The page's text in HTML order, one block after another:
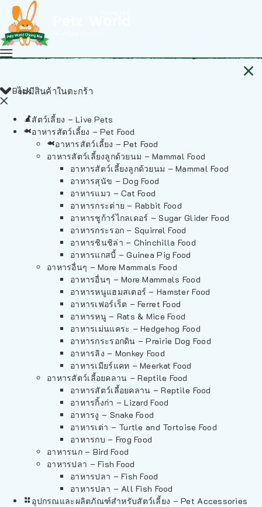
ไม่มีสินค้าในตะกร้า
Back
สัตว์เลี้ยง – Live Pets
อาหารสัตว์เลี้ยง – Pet Food
อาหารสัตว์เลี้ยง – Pet Food
อาหารสัตว์เลี้ยงลูกด้วยนม – Mammal Food
อาหารสัตว์เลี้ยงลูกด้วยนม – Mammal Food
อาหารสุนัข – Dog Food
อาหารแมว – Cat Food
อาหารกระต่าย – Rabbit Food
อาหารชูก้าร์ไกลเดอร์ – Sugar Glider Food
อาหารกระรอก – Squirrel Food
อาหารชินชิล่า – Chinchilla Food
อาหารแกสบี้ – Guinea Pig Food
อาหารอื่นๆ – More Mammals Food
อาหารอื่นๆ – More Mammals Food
อาหารหนูแฮมสเตอร์ – Hamster Food
อาหารเฟอร์เร็ต – Ferret Food
อาหารหนู – Rats & Mice Food
อาหารเม่นแคระ – Hedgehog Food
อาหารกระรอกดิน – Prairie Dog Food
อาหารลิง – Monkey Food
อาหารเมียร์แคท – Meerkat Food
อาหารสัตว์เลี้อยคลาน – Reptile Food
อาหารสัตว์เลี้อยคลาน – Reptile Food
อาหารกิ้งก่า – Lizard Food
อาหารงู – Snake Food
อาหารเต่า – Turtle and Tortoise Food
อาหารกบ – Frog Food
อาหารนก – Bird Food
อาหารปลา – Fish Food
อาหารปลา – Fish Food
อาหารปลา – All Fish Food
อุปกรณและผลิตภัณฑ์สำหรับสัตว์เลี้ยง – Pet Accessories